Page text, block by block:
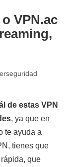
VPN.ac
de estas VPN
, ya que en
te ayuda a
tienes que
que